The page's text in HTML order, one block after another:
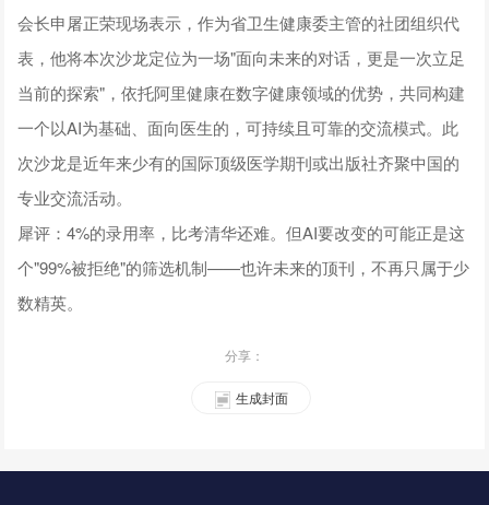
会长申屠正荣现场表示，作为省卫生健康委主管的社团组织代
表，他将本次沙龙定位为一场"面向未来的对话，更是一次立足
当前的探索"，依托阿里健康在数字健康领域的优势，共同构建
一个以AI为基础、面向医生的，可持续且可靠的交流模式。此
次沙龙是近年来少有的国际顶级医学期刊或出版社齐聚中国的
专业交流活动。
犀评：4%的录用率，比考清华还难。但AI要改变的可能正是这
个"99%被拒绝"的筛选机制——也许未来的顶刊，不再只属于少
数精英。
分享：
生成封面